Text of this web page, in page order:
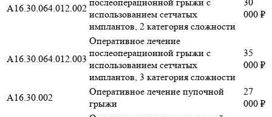
А16.30.064.012.002
использованием сетчатых
имплантов, 2 категория сложности
000 ₽
А16.30.064.012.003
Оперативное лечение
послеоперационной грыжи с
использованием сетчатых
имплантов, 3 категория сложности
35
000 ₽
А16.30.002
Оперативное лечение пупочной
грыжи
27
000 ₽